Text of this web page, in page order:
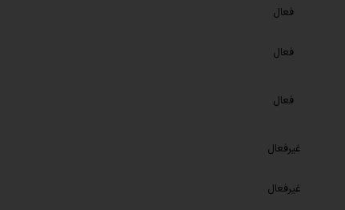
فعال
فعال
فعال
غیرفعال
غیرفعال